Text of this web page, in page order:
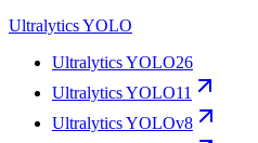
Ultralytics YOLO
Ultralytics YOLO26
Ultralytics YOLO11
Ultralytics YOLOv8